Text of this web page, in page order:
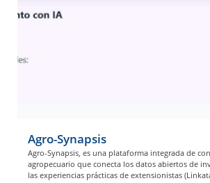
Agro-Synapsis
Agro-Synapsis, es una plataforma integrada de
agropecuario que conecta los datos abiertos de
las experiencias prácticas de extensionistas